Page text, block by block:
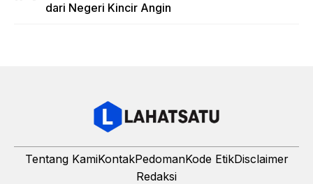
dari Negeri Kincir Angin
Tentang KamiKontakPedomanKode EtikDisclaimer
Redaksi